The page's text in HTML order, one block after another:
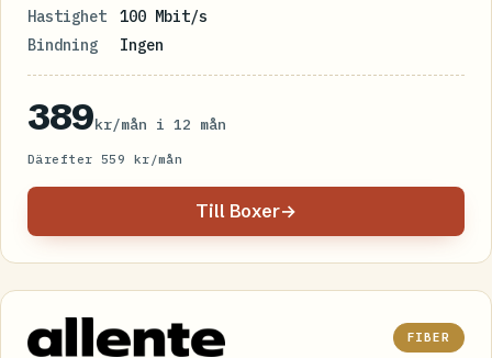
Hastighet
100 Mbit/s
Bindning
Ingen
389kr/mån i 12 mån
Därefter 559 kr/mån
Till Boxer→
FIBER